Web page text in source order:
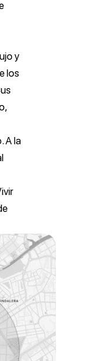
y
los
A la